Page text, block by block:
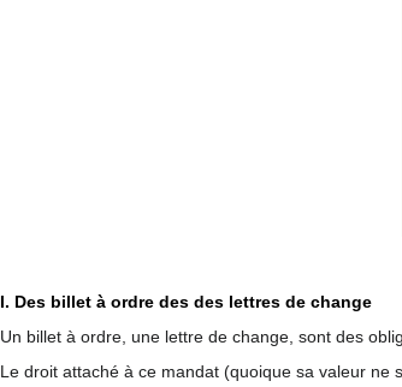
I. Des billet à ordre des des lettres de change
Un billet à ordre, une lettre de change, sont des
Le droit attaché à ce mandat (quoique sa valeur ne